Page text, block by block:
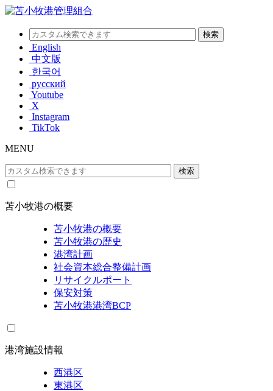
English
中文版
한국어
русский
Youtube
X
Instagram
TikTok
MENU
苫小牧港の概要
苫小牧港の概要
苫小牧港の歴史
港湾計画
社会資本総合整備計画
リサイクルポート
保安対策
苫小牧港港湾BCP
港湾施設情報
西港区
東港区